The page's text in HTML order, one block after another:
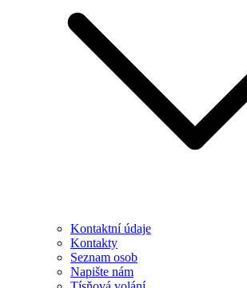
Kontaktní údaje
Kontakty
Seznam osob
Napište nám